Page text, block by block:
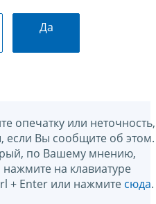
Да
опечатку или неточность,
если Вы сообщите об этом.
по Вашему мнению,
на клавиатуре
+ Enter или нажмите сюда.